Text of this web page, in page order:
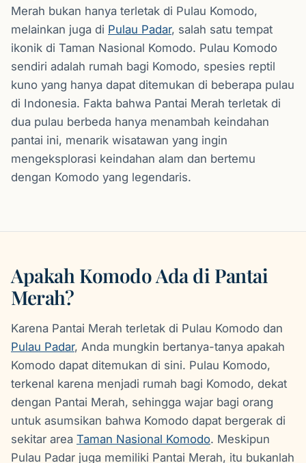
Merah bukan hanya terletak di Pulau Komodo,
melainkan juga di Pulau Padar, salah satu tempat
ikonik di Taman Nasional Komodo. Pulau Komodo
sendiri adalah rumah bagi Komodo, spesies reptil
kuno yang hanya dapat ditemukan di beberapa pulau
di Indonesia. Fakta bahwa Pantai Merah terletak di
dua pulau berbeda hanya menambah keindahan
pantai ini, menarik wisatawan yang ingin
mengeksplorasi keindahan alam dan bertemu
dengan Komodo yang legendaris.
Apakah Komodo Ada di Pantai
Merah?
Karena Pantai Merah terletak di Pulau Komodo dan
Pulau Padar, Anda mungkin bertanya-tanya apakah
Komodo dapat ditemukan di sini. Pulau Komodo,
terkenal karena menjadi rumah bagi Komodo, dekat
dengan Pantai Merah, sehingga wajar bagi orang
untuk asumsikan bahwa Komodo dapat bergerak di
sekitar area Taman Nasional Komodo. Meskipun
Pulau Padar juga memiliki Pantai Merah, itu bukanlah